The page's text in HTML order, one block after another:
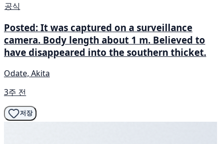
공식
Posted: It was captured on a surveillance
camera. Body length about 1 m. Believed to
have disappeared into the southern thicket.
Odate, Akita
3주 전
저장